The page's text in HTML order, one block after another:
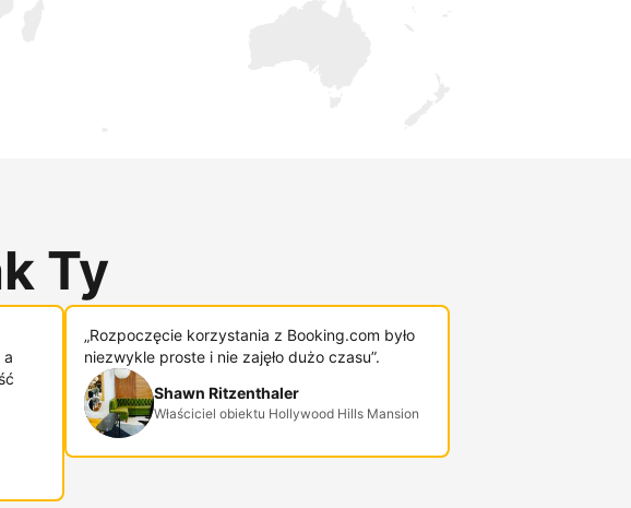
Ty
a
„Rozpoczęcie korzystania z Booking.com było
niezwykle proste i nie zajęło dużo czasu”.
Shawn Ritzenthaler
Właściciel obiektu Hollywood Hills Mansion